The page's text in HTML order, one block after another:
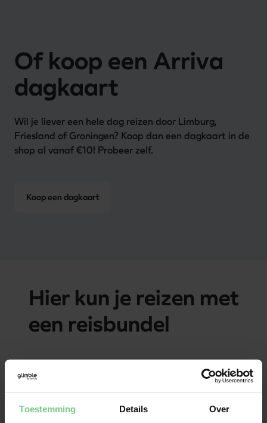
Toestemming Details Over
Of koop een Arriva
dagkaart
Wil je liever een hele dag reizen door Limburg,
Friesland of Groningen? Koop dan een dagkaart in de
shop al vanaf €10! Probeer zelf.
Koop een dagkaart
Hier kun je reizen met
een reisbundel
Friesland-Groningen